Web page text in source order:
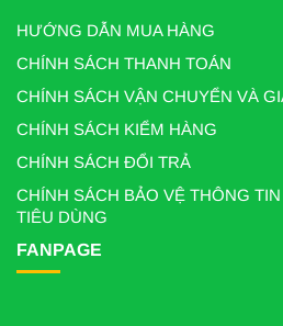
HƯỚNG DẪN MUA HÀNG
CHÍNH SÁCH THANH TOÁN
CHÍNH SÁCH VẬN CHUYỂN VÀ
CHÍNH SÁCH KIỂM HÀNG
CHÍNH SÁCH ĐỔI TRẢ
CHÍNH SÁCH BẢO VỆ THÔNG
TIÊU DÙNG
FANPAGE